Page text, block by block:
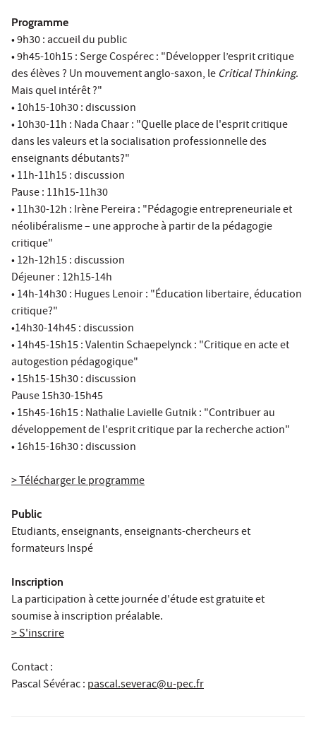
Programme
• 9h30 : accueil du public
• 9h45-10h15 : Serge Cospérec : "Développer l’esprit critique
des élèves ? Un mouvement anglo-saxon, le Critical Thinking.
Mais quel intérêt ?"
• 10h15-10h30 : discussion
• 10h30-11h : Nada Chaar : "Quelle place de l'esprit critique
dans les valeurs et la socialisation professionnelle des
enseignants débutants?"
• 11h-11h15 : discussion
Pause : 11h15-11h30
• 11h30-12h : Irène Pereira : "Pédagogie entrepreneuriale et
néolibéralisme – une approche à partir de la pédagogie
critique"
• 12h-12h15 : discussion
Déjeuner : 12h15-14h
• 14h-14h30 : Hugues Lenoir : "Éducation libertaire, éducation
critique?"
•14h30-14h45 : discussion
• 14h45-15h15 : Valentin Schaepelynck : "Critique en acte et
autogestion pédagogique"
• 15h15-15h30 : discussion
Pause 15h30-15h45
• 15h45-16h15 : Nathalie Lavielle Gutnik : "Contribuer au
développement de l'esprit critique par la recherche action"
• 16h15-16h30 : discussion
> Télécharger le programme
Public
Etudiants, enseignants, enseignants-chercheurs et
formateurs Inspé
Inscription
La participation à cette journée d'étude est gratuite et
soumise à inscription préalable.
> S'inscrire
Contact :
Pascal Sévérac: pascal.severac@u-pec.fr